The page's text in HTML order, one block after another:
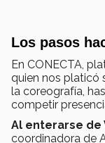
Los pasos
En CONECTA,
quien nos platicó
la coreografía,
competir
Al enterarse de
coordinadora de